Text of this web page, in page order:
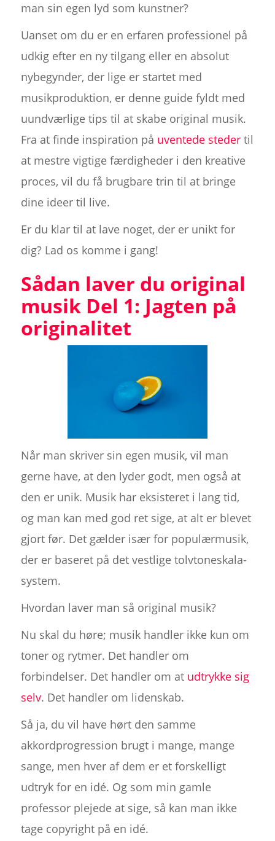
man sin egen lyd som kunstner?
Uanset om du er en erfaren professionel på
udkig efter en ny tilgang eller en absolut
nybegynder, der lige er startet med
musikproduktion, er denne guide fyldt med
uundværlige tips til at skabe original musik.
Fra at finde inspiration på uventede stedertil
at mestre vigtige færdigheder i den kreative
proces, vil du få brugbare trin til at bringe
dine ideer til live.
Er du klar til at lave noget, der er unikt for
dig? Lad os komme i gang!
Sådan laver du original
musik Del 1: Jagten på
originalitet
Når man skriver sin egen musik, vil man
gerne have, at den lyder godt, men også at
den er unik. Musik har eksisteret i lang tid,
og man kan med god ret sige, at alt er blevet
gjort før. Det gælder især for populærmusik,
der er baseret på det vestlige tolvtoneskala-
system.
Hvordan laver man så original musik?
Nu skal du høre; musik handler ikke kun om
toner og rytmer. Det handler om
forbindelser. Det handler om at udtrykke sig
selv. Det handler om lidenskab.
Så ja, du vil have hørt den samme
akkordprogression brugt i mange, mange
sange, men hver af dem er et forskelligt
udtryk for en idé. Og som min gamle
professor plejede at sige, så kan man ikke
tage copyright på en idé.